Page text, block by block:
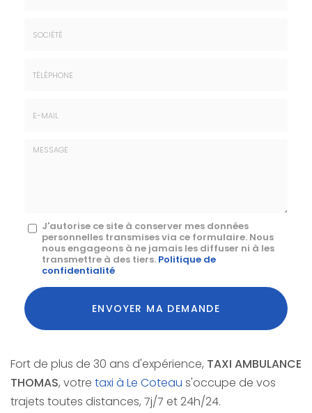
Message
J'autorise ce site à conserver mes données
personnelles transmises via ce formulaire. Nous
nous engageons à ne jamais les diffuser ni à les
transmettre à des tiers. Politique de
confidentialité
Acceptation
RGPD
*
ENVOYER MA DEMANDE
Fort de plus de 30 ans d'expérience, TAXI AMBULANCE
THOMAS, votre taxi à Le Coteau s'occupe de vos
trajets toutes distances, 7j/7 et 24h/24.